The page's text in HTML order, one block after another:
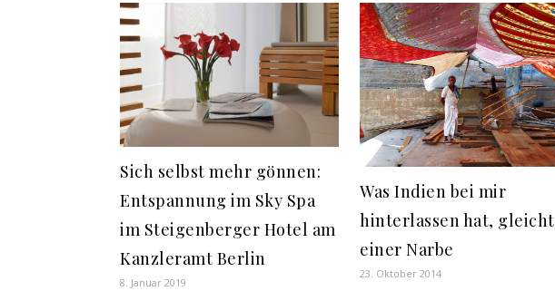
Sich selbst mehr gönnen:
Entspannung im Sky Spa
im Steigenberger Hotel am
Kanzleramt Berlin
8. Januar 2019
Was Indien bei mir
hinterlassen hat, gleicht
einer Narbe
23. Oktober 2014